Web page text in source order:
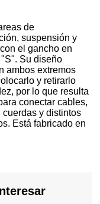
de
suspensión y
el gancho en
Su diseño
ambos extremos
y retirarlo
por lo que resulta
conectar cables,
cuerdas y distintos
Está fabricado en
comercios,
y proyectos